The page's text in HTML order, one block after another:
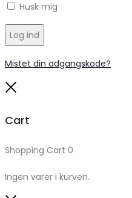
Husk mig
Log ind
Mistet din adgangskode?
Cart
Shopping Cart 0
Ingen varer i kurven.